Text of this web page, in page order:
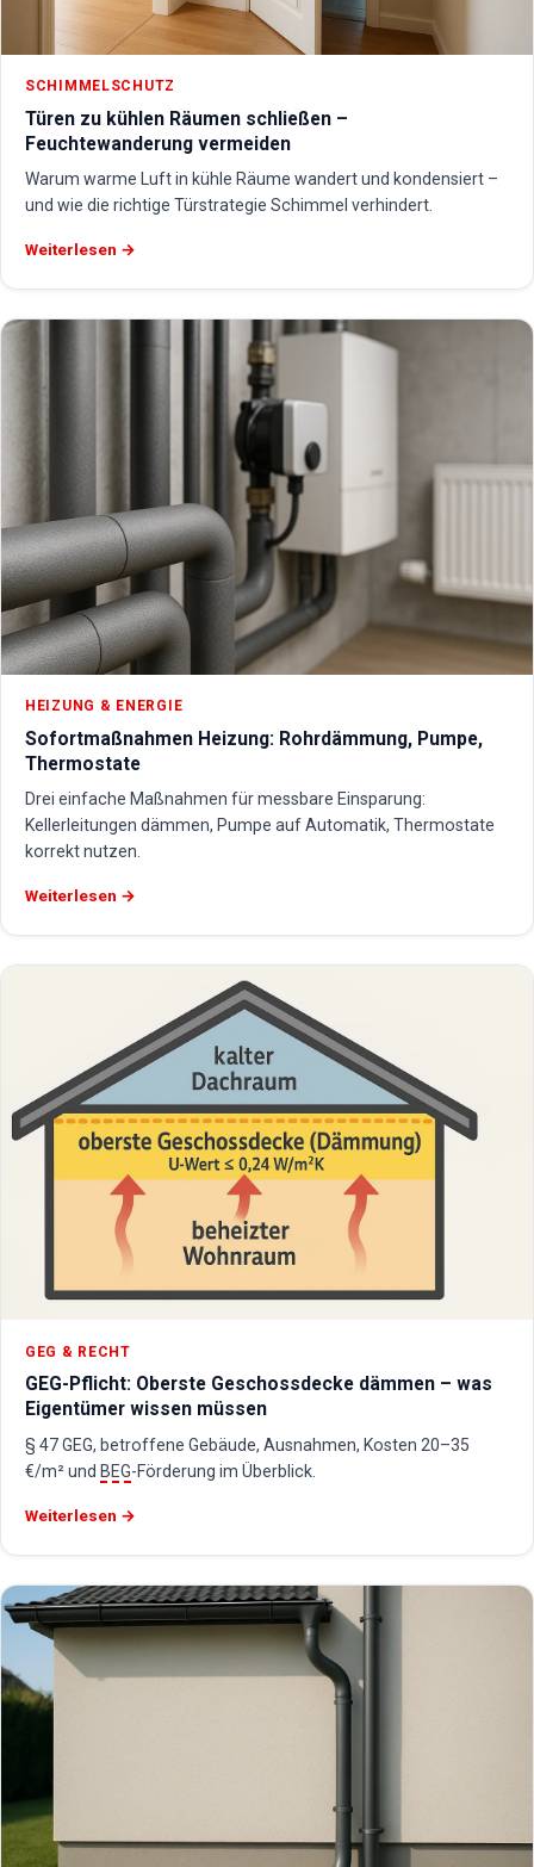
SCHIMMELSCHUTZ
Türen zu kühlen Räumen schließen –
Feuchtewanderung vermeiden
Warum warme Luft in kühle Räume wandert und kondensiert –
und wie die richtige Türstrategie Schimmel verhindert.
Weiterlesen →
HEIZUNG & ENERGIE
Sofortmaßnahmen Heizung: Rohrdämmung, Pumpe,
Thermostate
Drei einfache Maßnahmen für messbare Einsparung:
Kellerleitungen dämmen, Pumpe auf Automatik, Thermostate
korrekt nutzen.
Weiterlesen →
GEG & RECHT
GEG-Pflicht: Oberste Geschossdecke dämmen – was
Eigentümer wissen müssen
§ 47 GEG, betroffene Gebäude, Ausnahmen, Kosten 20–35
€/m² und BEG-Förderung im Überblick.
Weiterlesen →